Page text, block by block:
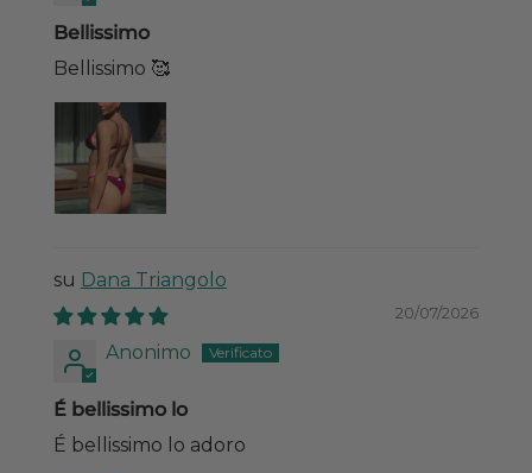
Bellissimo
Bellissimo 🥰
Dana Triangolo
20/07/2026
Anonimo
É bellissimo lo
É bellissimo lo adoro